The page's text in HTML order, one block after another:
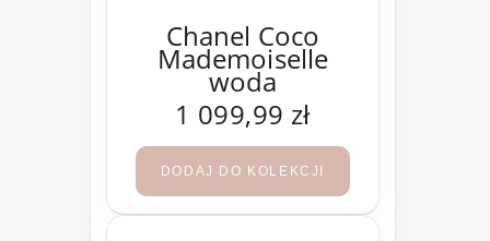
Chanel Coco
Mademoiselle
woda
perfumowana 200
ml
1 099,99 zł
DODAJ DO KOLEKCJI